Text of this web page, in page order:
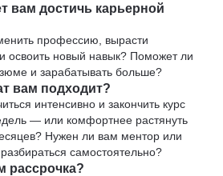
вам достичь карьерной
профессию, вырасти
освоить новый навык? Поможет ли
и зарабатывать больше?
вам подходит?
интенсивно и закончить курс
— или комфортнее растянуть
Нужен ли вам ментор или
самостоятельно?
рассрочка?